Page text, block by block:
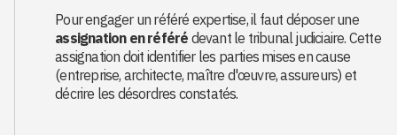
Pour engager un référé expertise, il faut déposer une
assignation en référé devant le tribunal judiciaire. Cette
assignation doit identifier les parties mises en cause
(entreprise, architecte, maître d'œuvre, assureurs) et
décrire les désordres constatés.